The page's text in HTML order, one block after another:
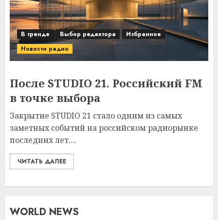
В тренде Выбор редактора
Избранное
Новости радио
После STUDIO 21. Российский FM
в точке выбора
Закрытие STUDIO 21 стало одним из самых
заметных событий на российском радиорынке
последних лет....
ЧИТАТЬ ДАЛЕЕ
WORLD NEWS